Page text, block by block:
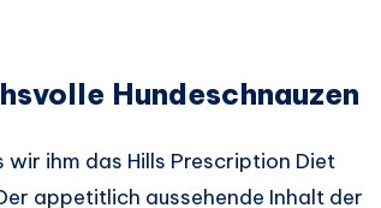
Hundeschnauzen
ihm das Hills Prescription Diet
appetitlich aussehende Inhalt der